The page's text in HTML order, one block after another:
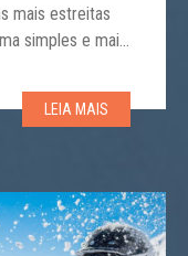
mais estreitas
simples e mais
Academy
por vídeo é
LEIA MAIS